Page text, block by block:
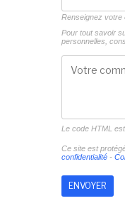
Renseignez votre
Pour tout savoir
personnelles,
Le code HTML
Ce site est
confidentialité-